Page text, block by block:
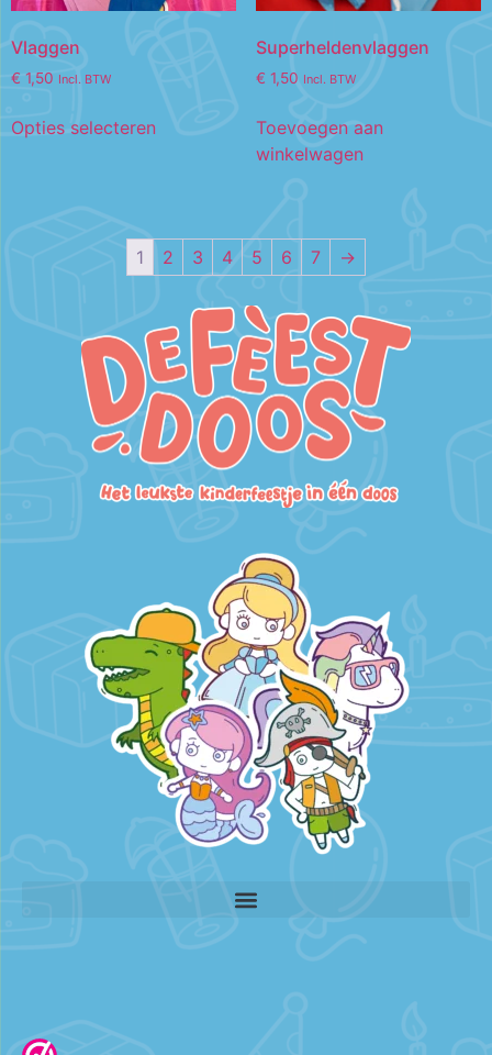
Vlaggen
€ 1,50 Incl. BTW
Opties selecteren
Superheldenvlaggen
€ 1,50 Incl. BTW
Toevoegen aan
winkelwagen
1 2 3 4 5 6 7 →